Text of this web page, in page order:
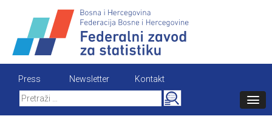
content
Press Newsletter
Kontakt
Search
for: